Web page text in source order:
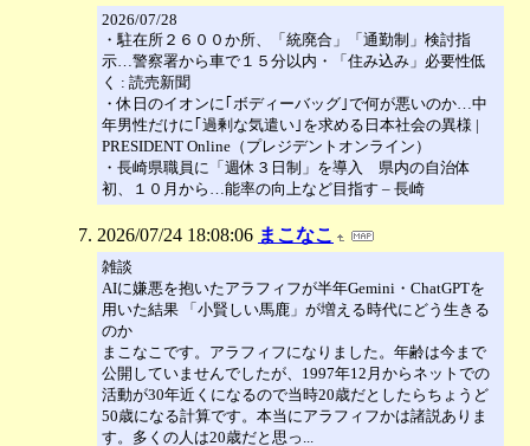
2026/07/28
・駐在所２６００か所、「統廃合」「通勤制」検討指
示…警察署から車で１５分以内・「住み込み」必要性低
く : 読売新聞
・休日のイオンに｢ボディーバッグ｣で何が悪いのか…中
年男性だけに｢過剰な気遣い｣を求める日本社会の異様 |
PRESIDENT Online（プレジデントオンライン）
・長崎県職員に「週休３日制」を導入 県内の自治体
初、１０月から…能率の向上など目指す – 長崎
2026/07/24 18:08:06 まこなこ
雑談
AIに嫌悪を抱いたアラフィフが半年Gemini・ChatGPTを
用いた結果 「小賢しい馬鹿」が増える時代にどう生きる
のか
まこなこです。アラフィフになりました。年齢は今まで
公開していませんでしたが、1997年12月からネットでの
活動が30年近くになるので当時20歳だとしたらちょうど
50歳になる計算です。本当にアラフィフかは諸説ありま
す。多くの人は20歳だと思っ...